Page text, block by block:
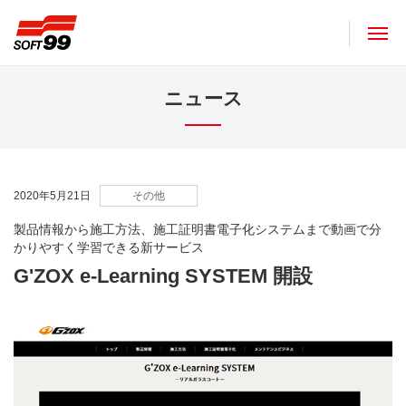
ニュース
2020年5月21日 その他
製品情報から施工方法、施工証明書電子化システムまで動画で分
かりやすく学習できる新サービス
G'ZOX e-Learning SYSTEM 開設